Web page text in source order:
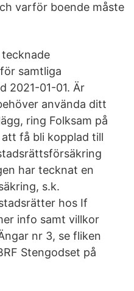
varför boende måste
samtliga
2021-01-01. Är
använda ditt
ring Folksam på
få bli kopplad till
har tecknat en
s.k.
hos If
info samt villkor
nr 3, se fliken
Stengodset på